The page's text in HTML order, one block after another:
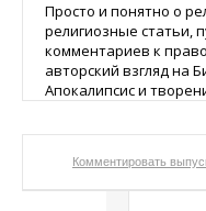
Просто и понятно о
религиозные статьи,
комментариев к
авторский взгляд на
Апокалипсис и
Комментировать